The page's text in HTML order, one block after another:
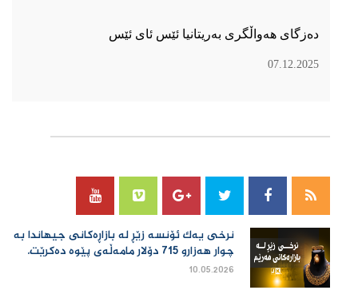
دەزگای هەواڵگری بەریتانیا ئێس ئای ئێس
07.12.2025
نرخی یەك ئۆنسە زێڕ لە بازاڕەكانی جیهاندا بە
چوار هەزارو 715 دۆلار مامەڵەی پێوە دەكرێت.
10.05.2026